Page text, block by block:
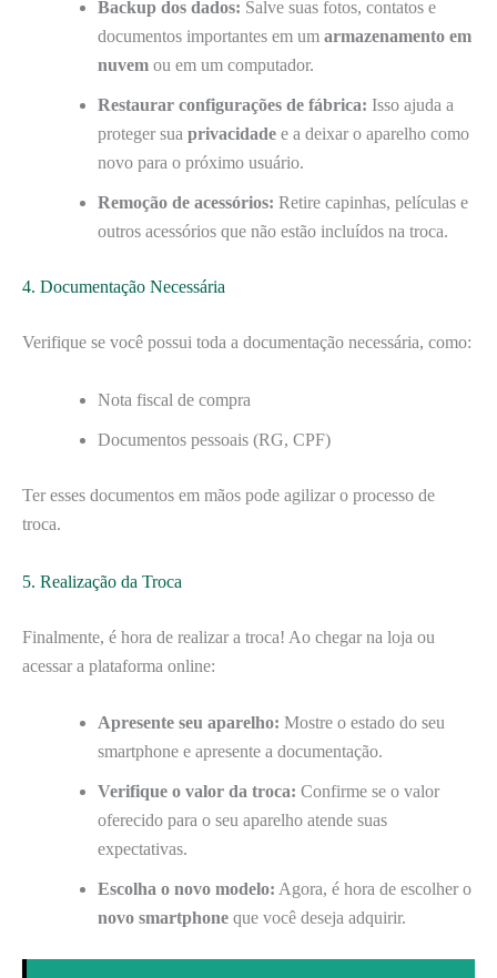
Backup dos dados: Salve suas fotos, contatos e
documentos importantes em um armazenamento em
nuvem ou em um computador.
Restaurar configurações de fábrica: Isso ajuda a
proteger sua privacidade e a deixar o aparelho como
novo para o próximo usuário.
Remoção de acessórios: Retire capinhas, películas e
outros acessórios que não estão incluídos na troca.
4. Documentação Necessária
Verifique se você possui toda a documentação necessária, como:
Nota fiscal de compra
Documentos pessoais (RG, CPF)
Ter esses documentos em mãos pode agilizar o processo de
troca.
5. Realização da Troca
Finalmente, é hora de realizar a troca! Ao chegar na loja ou
acessar a plataforma online:
Apresente seu aparelho: Mostre o estado do seu
smartphone e apresente a documentação.
Verifique o valor da troca: Confirme se o valor
oferecido para o seu aparelho atende suas
expectativas.
Escolha o novo modelo: Agora, é hora de escolher o
novo smartphone que você deseja adquirir.